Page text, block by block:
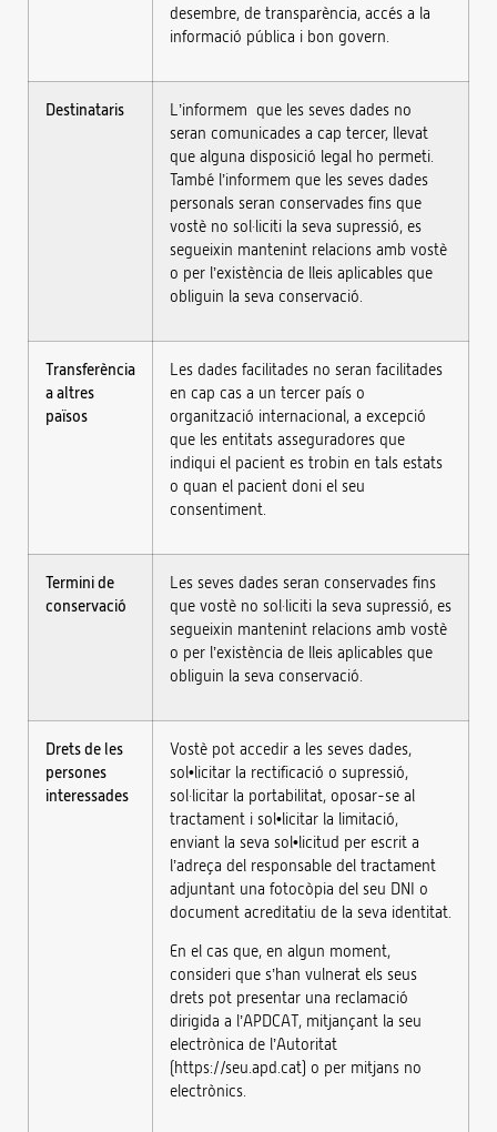
desembre, de transparència, accés a la
informació pública i bon govern.
Destinataris
L’informem que les seves dades no
seran comunicades a cap tercer, llevat
que alguna disposició legal ho permeti.
També l’informem que les seves dades
personals seran conservades fins que
vostè no sol·liciti la seva supressió, es
segueixin mantenint relacions amb vostè
o per l’existència de lleis aplicables que
obliguin la seva conservació.
Transferència
a altres
països
Les dades facilitades no seran facilitades
en cap cas a un tercer país o
organització internacional, a excepció
que les entitats asseguradores que
indiqui el pacient es trobin en tals estats
o quan el pacient doni el seu
consentiment.
Termini de
conservació
Les seves dades seran conservades fins
que vostè no sol·liciti la seva supressió, es
segueixin mantenint relacions amb vostè
o per l’existència de lleis aplicables que
obliguin la seva conservació.
Drets de les
persones
interessades
Vostè pot accedir a les seves dades,
sol•licitar la rectificació o supressió,
sol·licitar la portabilitat, oposar-se al
tractament i sol•licitar la limitació,
enviant la seva sol•licitud per escrit a
l’adreça del responsable del tractament
adjuntant una fotocòpia del seu DNI o
document acreditatiu de la seva identitat.
En el cas que, en algun moment,
consideri que s’han vulnerat els seus
drets pot presentar una reclamació
dirigida a l’APDCAT, mitjançant la seu
electrònica de l’Autoritat
(https://seu.apd.cat) o per mitjans no
electrònics.